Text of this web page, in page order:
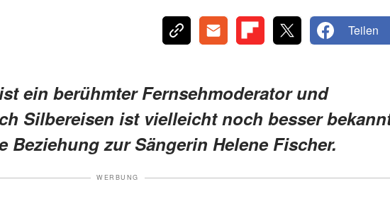
Teilen
ein berühmter Fernsehmoderator und
Silbereisen ist vielleicht noch besser
Beziehung zur Sängerin Helene Fischer.
WERBUNG